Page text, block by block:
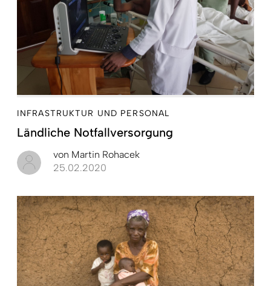
INFRASTRUKTUR UND PERSONAL
Ländliche Notfallversorgung
von Martin Rohacek
25.02.2020